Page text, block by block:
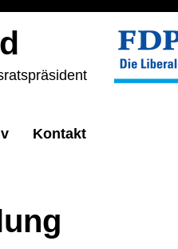
Kontakt